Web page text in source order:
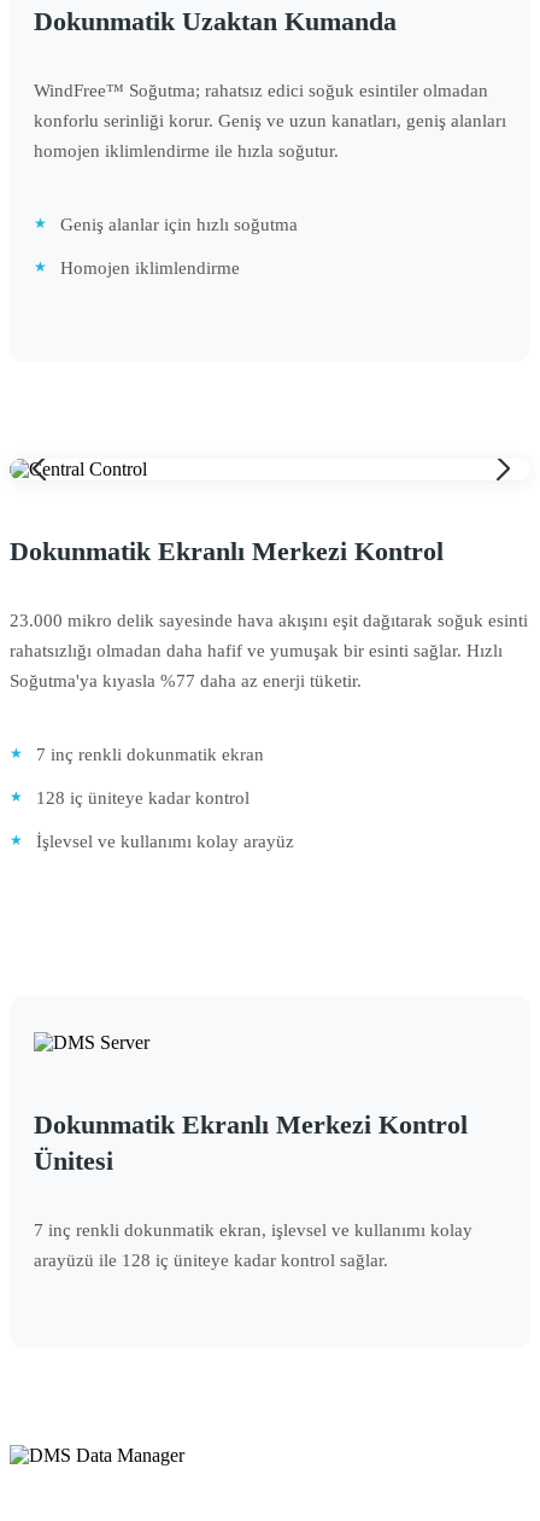
Dokunmatik Uzaktan Kumanda
WindFree™ Soğutma; rahatsız edici soğuk esintiler olmadan
konforlu serinliği korur. Geniş ve uzun kanatları, geniş alanları
homojen iklimlendirme ile hızla soğutur.
Geniş alanlar için hızlı soğutma
Homojen iklimlendirme
Dokunmatik Ekranlı Merkezi Kontrol
23.000 mikro delik sayesinde hava akışını eşit dağıtarak soğuk esinti
rahatsızlığı olmadan daha hafif ve yumuşak bir esinti sağlar. Hızlı
Soğutma'ya kıyasla %77 daha az enerji tüketir.
7 inç renkli dokunmatik ekran
128 iç üniteye kadar kontrol
İşlevsel ve kullanımı kolay arayüz
Dokunmatik Ekranlı Merkezi Kontrol
Ünitesi
7 inç renkli dokunmatik ekran, işlevsel ve kullanımı kolay
arayüzü ile 128 iç üniteye kadar kontrol sağlar.